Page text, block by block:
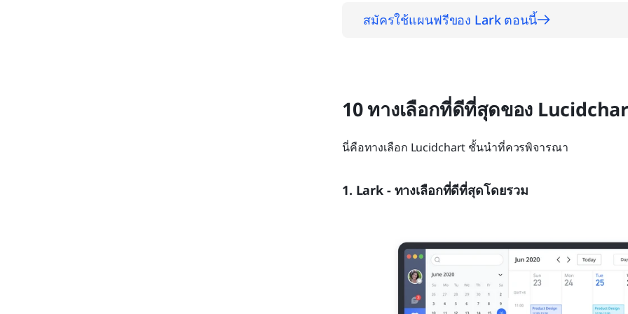
สมัครใช้แผนฟรีของ Lark ตอนนี้
10 ทางเลือกที่ดีที่สุดของ
นี่คือทางเลือก Lucidchart ชั้นนำที่ควรพิจารณา
1. Lark - ทางเลือกที่ดีที่สุดโดยรวม